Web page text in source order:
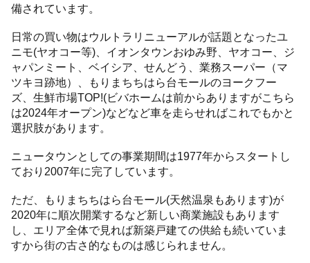
備されています。
日常の買い物はウルトラリニューアルが話題となったユ
ニモ(ヤオコー等)、イオンタウンおゆみ野、ヤオコー、ジ
ャパンミート、ベイシア、せんどう、業務スーパー（マ
ツキヨ跡地）、もりまちちはら台モールのヨークフー
ズ、生鮮市場TOP!(ビバホームは前からありますがこちら
は2024年オープン)などなど車を走らせればこれでもかと
選択肢があります。
ニュータウンとしての事業期間は1977年からスタートし
ており2007年に完了しています。
ただ、もりまちちはら台モール(天然温泉もあります)が
2020年に順次開業するなど新しい商業施設もあります
し、エリア全体で見れば新築戸建ての供給も続いていま
すから街の古さ的なものは感じられません。